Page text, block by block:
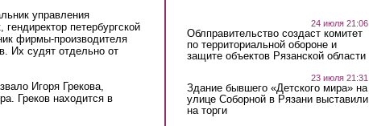
управления
петербургской
фирмы-производителя
Их судят отдельно от
Игоря Грекова,
Греков находится в
24 июля 21:06
Облправительство создаст комитет
по территориальной обороне и
защите объектов Рязанской области
23 июля 21:31
Здание бывшего «Детского мира» на
улице Соборной в Рязани выставили
на торги